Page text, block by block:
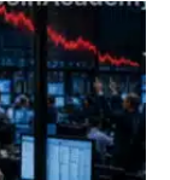
minimaliste